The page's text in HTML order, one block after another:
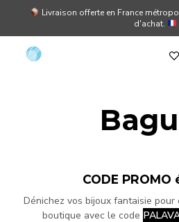
Livraison offerte en France
d'achat.
CODE PROMO
Dénichez vos bijoux fantaisie
boutique avec le code